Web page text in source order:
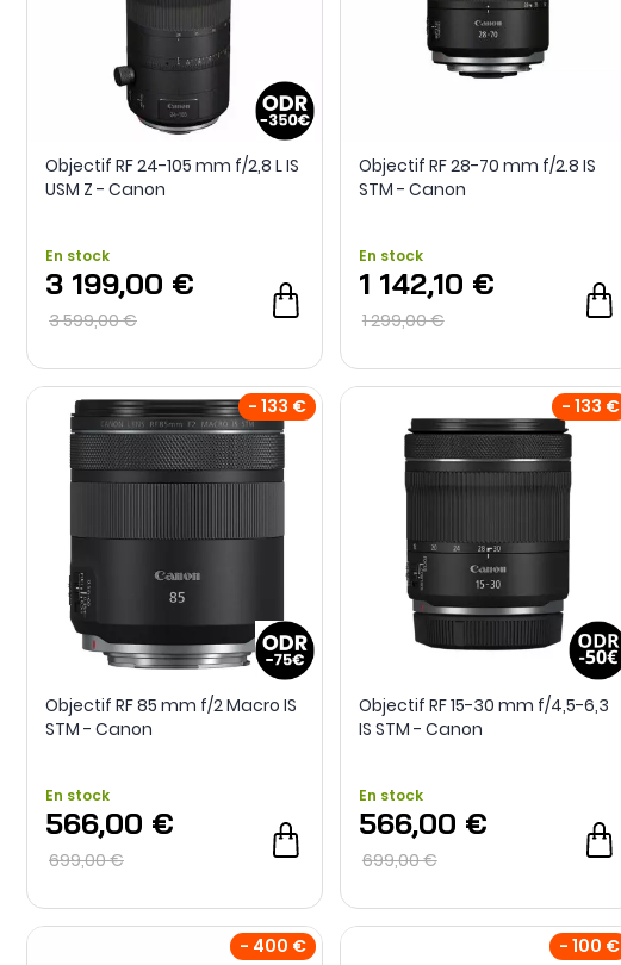
Objectif RF 24-105 mm f/2,8 L IS
USM Z - Canon
En stock
3 199,00 €
3 599,00 €
Objectif RF 28-70 mm f/2.8 IS
STM - Canon
En stock
1 142,10 €
1 299,00 €
- 133 €
Objectif RF 85 mm f/2 Macro IS
STM - Canon
En stock
566,00 €
699,00 €
- 133 €
Objectif RF 15-30 mm f/4,5-6,3
IS STM - Canon
En stock
566,00 €
699,00 €
- 400 € - 100 €